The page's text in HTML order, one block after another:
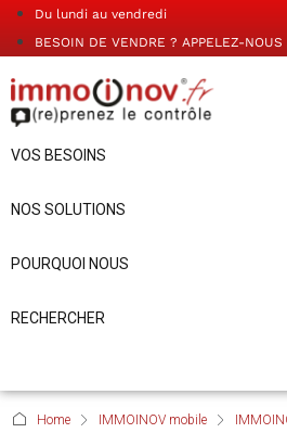
Du lundi au vendredi
BESOIN DE VENDRE ? APPELEZ-
VOS BESOINS
NOS SOLUTIONS
POURQUOI NOUS
RECHERCHER
Home IMMOINOV mobile